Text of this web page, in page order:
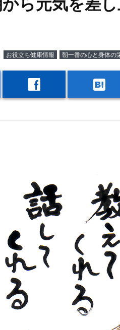
ら元気を差し
お役立ち健康情報 朝一番の心と身体の
facebook hatenabookmark